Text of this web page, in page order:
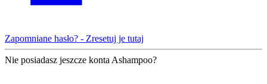
Zapomniane hasło? - Zresetuj je tutaj
Nie posiadasz jeszcze konta Ashampoo?